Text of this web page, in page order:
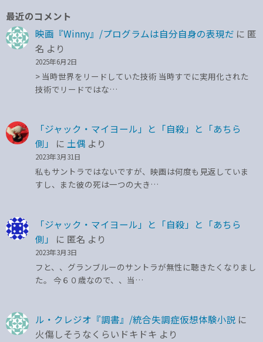
最近のコメント
映画『Winny』/プログラムは自分自身の表現だ に 匿
名 より
2025年6月2日
> 当時世界をリードしていた技術 当時すでに実用化された
技術でリードではな…
「ジャック・マイヨール」と「自殺」と「あちら
側」
に土偶 より
2023年3月31日
私もサントラではないですが、映画は何度も見返していま
すし、また彼の死は一つの大き…
「ジャック・マイヨール」と「自殺」と「あちら
側」
に 匿名 より
2023年3月3日
フと、、グランブルーのサントラが無性に聴きたくなりまし
た。 今６０歳なので、、当…
ル・クレジオ『調書』/統合失調症仮想体験小説 に
火傷しそうなくらいドキドキ より